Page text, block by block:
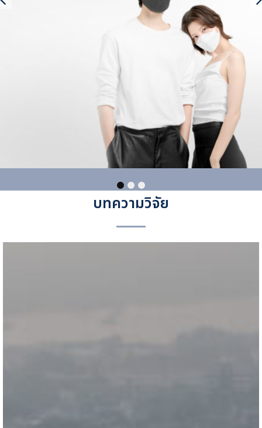
1 2 3
บทความวิจัย